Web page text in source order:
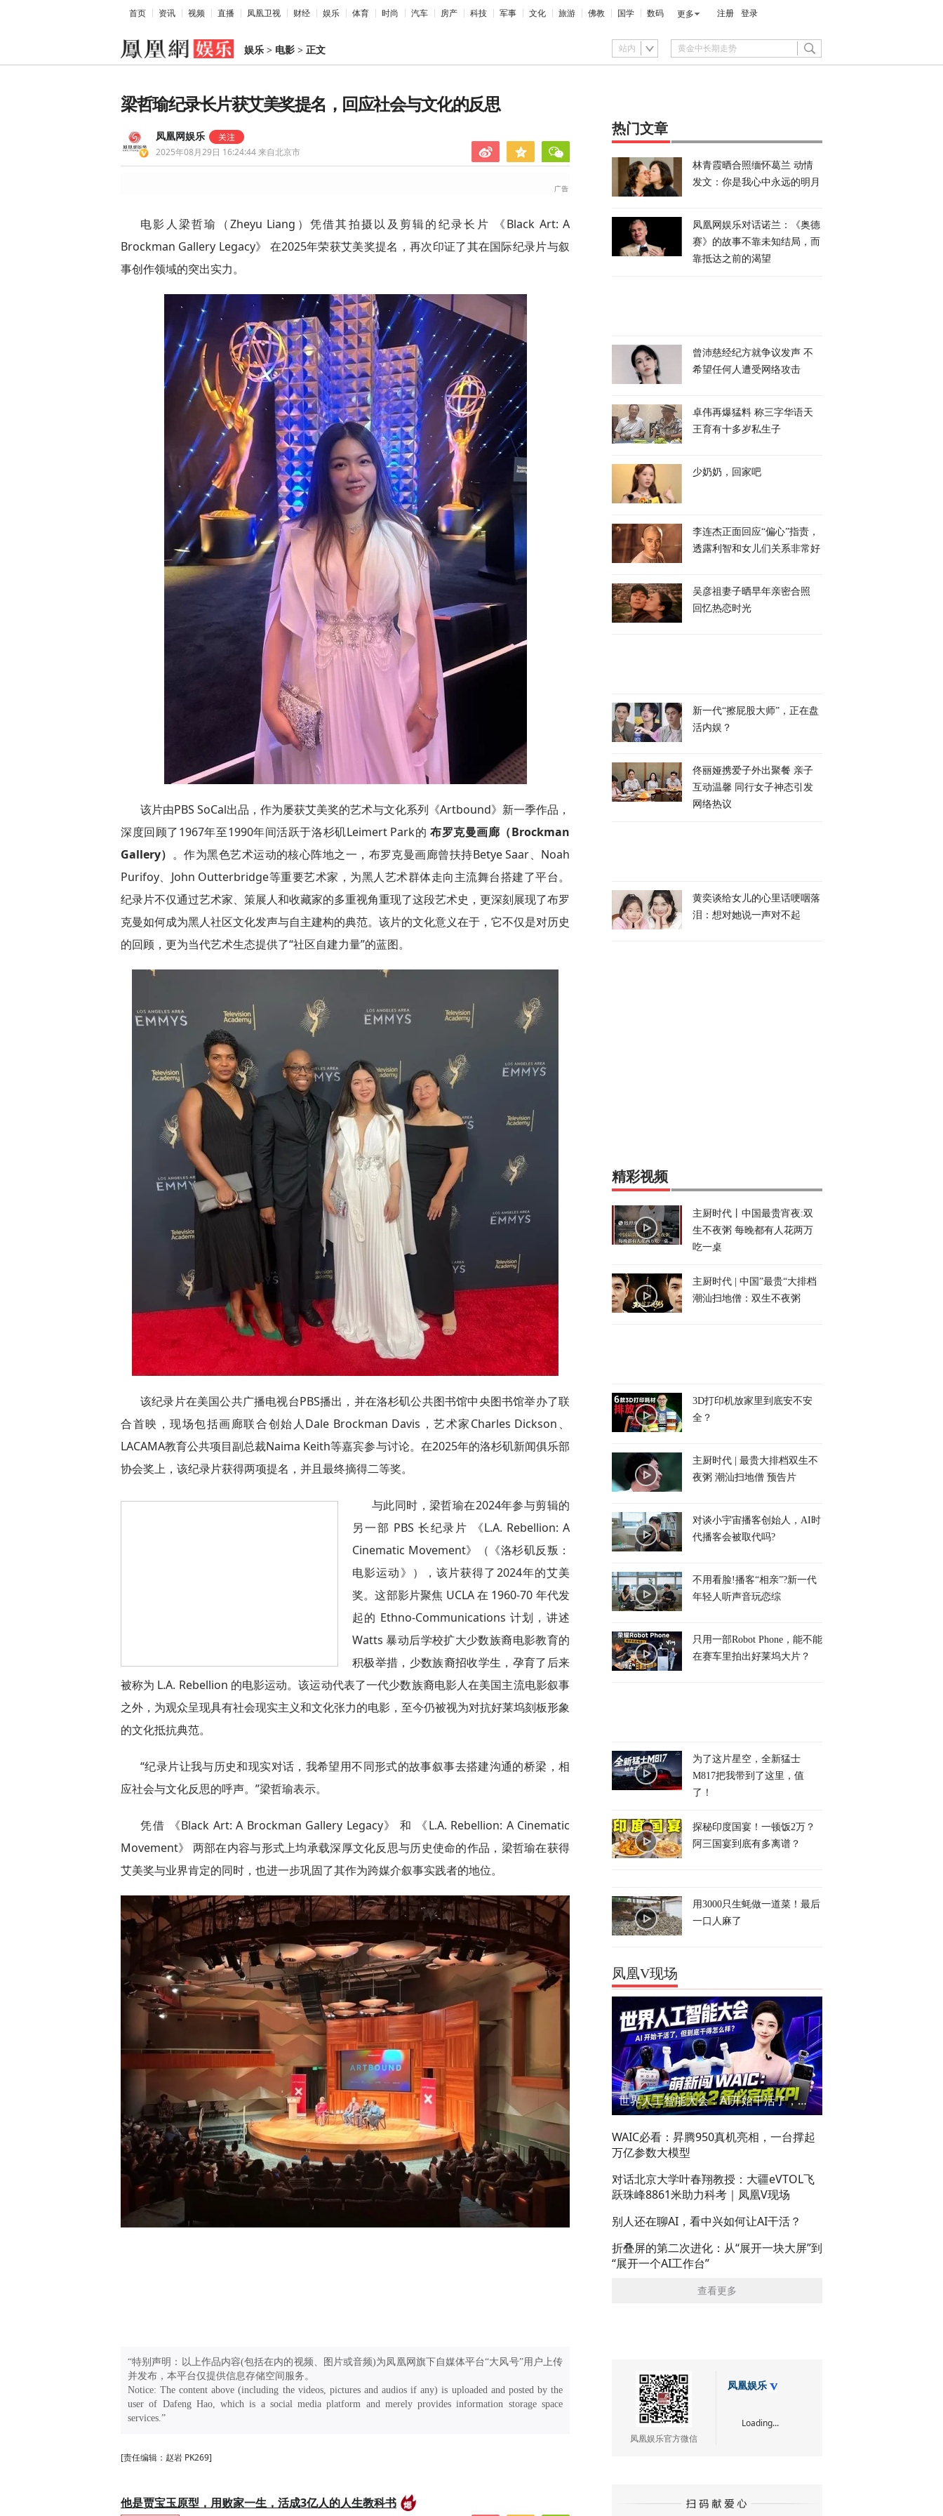
首页 资讯 视频 直播 凤凰卫视 财经 娱乐 体育 时尚 汽车 房产 科技 军事 文化 旅游 佛教 国学 数码 更多 注册 登录
娱乐 > 电影 > 正文 站内
梁哲瑜纪录长片获艾美奖提名，回应社会与文化的反思
凤凰网娱乐
2025年08月29日 16:24:44来自北京市
电影人梁哲瑜（Zheyu Liang）凭借其拍摄以及剪辑的纪录长片 《Black Art: A
Brockman Gallery Legacy》 在2025年荣获艾美奖提名，再次印证了其在国际纪录片与叙
事创作领域的突出实力。
该片由PBS SoCal出品，作为屡获艾美奖的艺术与文化系列《Artbound》新一季作品，
深度回顾了1967年至1990年间活跃于洛杉矶Leimert Park的 布罗克曼画廊（Brockman
Gallery） 。作为黑色艺术运动的核心阵地之一，布罗克曼画廊曾扶持Betye Saar、Noah
Purifoy、John Outterbridge等重要艺术家，为黑人艺术群体走向主流舞台搭建了平台。
纪录片不仅通过艺术家、策展人和收藏家的多重视角重现了这段艺术史，更深刻展现了布罗
克曼如何成为黑人社区文化发声与自主建构的典范。该片的文化意义在于，它不仅是对历史
的回顾，更为当代艺术生态提供了“社区自建力量”的蓝图。
该纪录片在美国公共广播电视台PBS播出，并在洛杉矶公共图书馆中央图书馆举办了联
合首映，现场包括画廊联合创始人Dale Brockman Davis，艺术家Charles Dickson、
LACAMA教育公共项目副总裁Naima Keith等嘉宾参与讨论。在2025年的洛杉矶新闻俱乐部
协会奖上，该纪录片获得两项提名，并且最终摘得二等奖。
与此同时，梁哲瑜在2024年参与剪辑的
另一部 PBS 长纪录片 《L.A. Rebellion: A
Cinematic Movement》（《洛杉矶反叛：
电影运动》），该片获得了2024年的艾美
奖。这部影片聚焦 UCLA 在 1960-70 年代发
起的 Ethno-Communications 计划，讲述
Watts 暴动后学校扩大少数族裔电影教育的
积极举措，少数族裔招收学生，孕育了后来
被称为 L.A. Rebellion 的电影运动。该运动代表了一代少数族裔电影人在美国主流电影叙事
之外，为观众呈现具有社会现实主义和文化张力的电影，至今仍被视为对抗好莱坞刻板形象
的文化抵抗典范。
“纪录片让我与历史和现实对话，我希望用不同形式的故事叙事去搭建沟通的桥梁，相
应社会与文化反思的呼声。”梁哲瑜表示。
凭借 《Black Art: A Brockman Gallery Legacy》 和 《L.A. Rebellion: A Cinematic
Movement》 两部在内容与形式上均承载深厚文化反思与历史使命的作品，梁哲瑜在获得
艾美奖与业界肯定的同时，也进一步巩固了其作为跨媒介叙事实践者的地位。
“特别声明：以上作品内容(包括在内的视频、图片或音频)为凤凰网旗下自媒体平台“大风号”用户上传
并发布，本平台仅提供信息存储空间服务。
Notice: The content above (including the videos, pictures and audios if any) is uploaded and posted by the
user of Dafeng Hao, which is a social media platform and merely provides information storage space
services.”
[责任编辑：赵岩 PK269]
他是贾宝玉原型，用败家一生，活成3亿人的人生教科书
热门文章
林青霞晒合照缅怀葛兰 动情
发文：你是我心中永远的明月
凤凰网娱乐对话诺兰：《奥德
赛》的故事不靠未知结局，而
靠抵达之前的渴望
曾沛慈经纪方就争议发声 不
希望任何人遭受网络攻击
卓伟再爆猛料 称三字华语天
王育有十多岁私生子
少奶奶，回家吧
李连杰正面回应“偏心”指责，
透露利智和女儿们关系非常好
吴彦祖妻子晒早年亲密合照
回忆热恋时光
新一代“擦屁股大师”，正在盘
活内娱？
佟丽娅携爱子外出聚餐 亲子
互动温馨 同行女子神态引发
网络热议
黄奕谈给女儿的心里话哽咽落
泪：想对她说一声对不起
精彩视频
主厨时代丨中国最贵宵夜:双
生不夜粥 每晚都有人花两万
吃一桌
主厨时代 | 中国”最贵“大排档
潮汕扫地僧：双生不夜粥
3D打印机放家里到底安不安
全？
主厨时代 | 最贵大排档双生不
夜粥 潮汕扫地僧 预告片
对谈小宇宙播客创始人，AI时
代播客会被取代吗?
不用看脸!播客“相亲”?新一代
年轻人听声音玩恋综
只用一部Robot Phone，能不能
在赛车里拍出好莱坞大片？
为了这片星空，全新猛士
M817把我带到了这里，值
了！
探秘印度国宴！一顿饭2万？
阿三国宴到底有多离谱？
用3000只生蚝做一道菜！最后
一口人麻了
凤凰V现场
世界人工智能大会：AI开始干活了，但到底干的怎么样？萌新闯WAIC
WAIC必看：昇腾950真机亮相，一台撑起
万亿参数大模型
对话北京大学叶春翔教授：大疆eVTOL飞
跃珠峰8861米助力科考｜凤凰V现场
别人还在聊AI，看中兴如何让AI干活？
折叠屏的第二次进化：从“展开一块大屏”到
“展开一个AI工作台”
查看更多
凤凰娱乐官方微信
凤凰娱乐
Loading...